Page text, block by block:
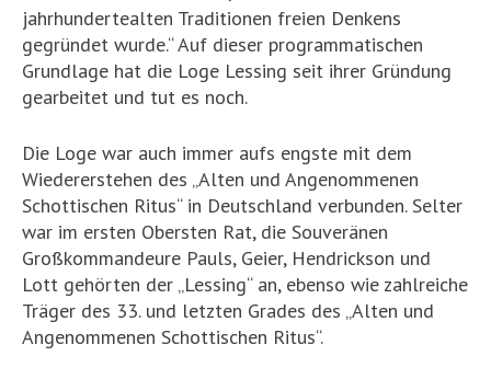
jahrhundertealten Traditionen freien Denkens
gegründet wurde.“ Auf dieser programmatischen
Grundlage hat die Loge Lessing seit ihrer Gründung
gearbeitet und tut es noch.
Die Loge war auch immer aufs engste mit dem
Wiedererstehen des „Alten und Angenommenen
Schottischen Ritus“ in Deutschland verbunden. Selter
war im ersten Obersten Rat, die Souveränen
Großkommandeure Pauls, Geier, Hendrickson und
Lott gehörten der „Lessing“ an, ebenso wie zahlreiche
Träger des 33. und letzten Grades des „Alten und
Angenommenen Schottischen Ritus“.